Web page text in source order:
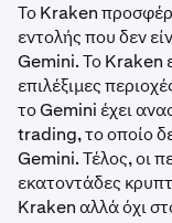
Το Kraken
εντολής που δεν
Gemini. Το Kraken
επιλέξιμες
το Gemini έχει
trading, το οποίο
Gemini. Τέλος, οι
εκατοντάδες
Kraken αλλά όχι